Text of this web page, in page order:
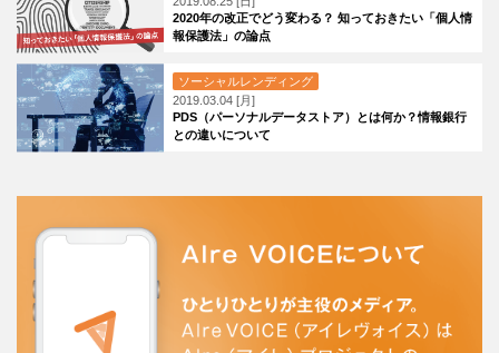
2020年の改正でどう変わる？ 知っておきたい「個人情
報保護法」の論点
ソーシャルレンディング
2019.03.04 [月]
PDS（パーソナルデータストア）とは何か？情報銀行
との違いについて